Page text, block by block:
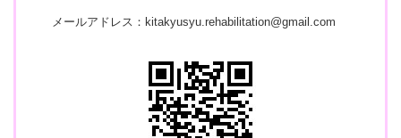
メールアドレス：kitakyusyu.rehabilitation@gmail.com